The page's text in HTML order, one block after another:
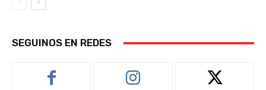
SEGUINOS EN REDES